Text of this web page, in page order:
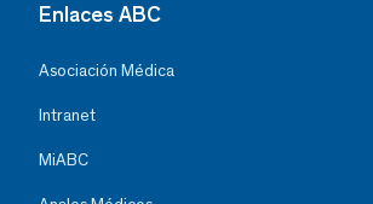
Enlaces ABC
Asociación Médica
Intranet
MiABC